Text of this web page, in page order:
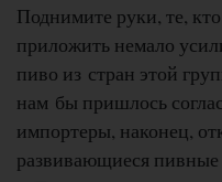
Поднимите руки, те,
приложить немало
пиво из стран этой
нам бы пришлось
импортеры, наконец,
развивающиеся